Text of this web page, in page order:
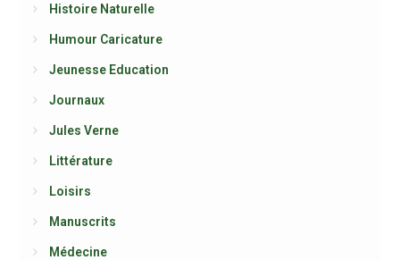
Histoire Naturelle
Humour Caricature
Jeunesse Education
Journaux
Jules Verne
Littérature
Loisirs
Manuscrits
Médecine